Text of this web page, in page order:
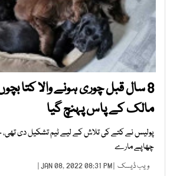
8 سال قبل چوری ہونے والا کتا
مالک کے پاس پہنچ گیا
پولیس نے کتے کی تلاش کے لیے ٹیم تشکیل دی
چھاپے مارے
ویب ڈیسک | JAN 08, 2022 08:31 PM |